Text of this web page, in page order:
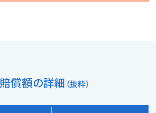
賠償額の詳細 （抜粋）